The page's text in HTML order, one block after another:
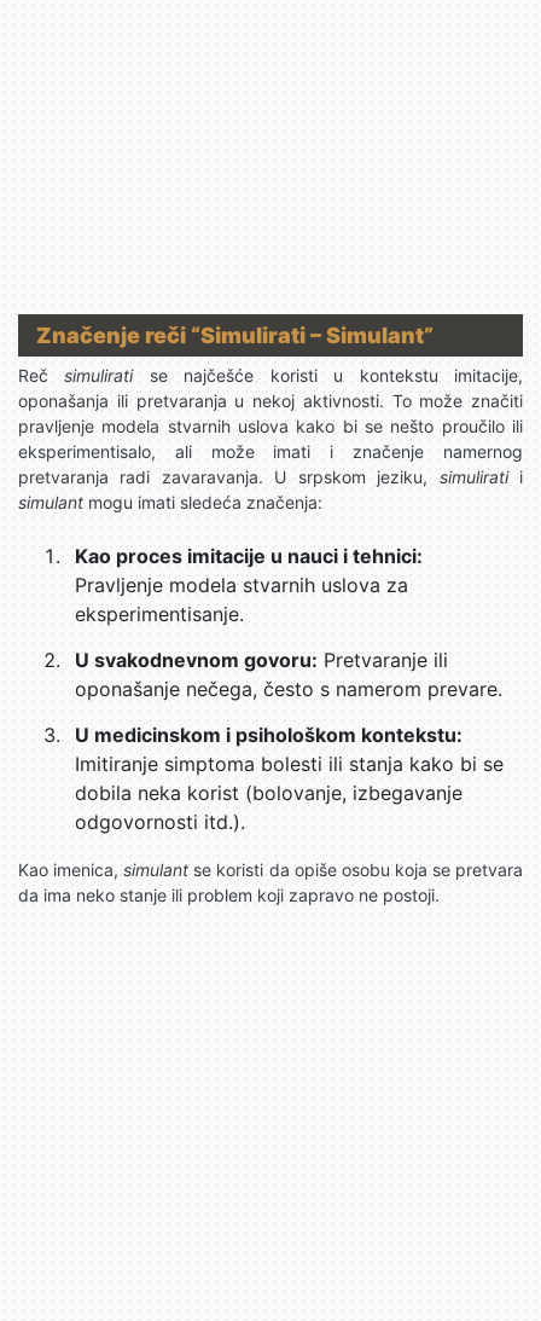
Značenje reči “Simulirati – Simulant”
Rečsimuliratise najčešće koristi u kontekstu imitacije,
oponašanja ili pretvaranja u nekoj aktivnosti. To može značiti
pravljenje modela stvarnih uslova kako bi se nešto proučilo ili
eksperimentisalo, ali može imati i značenje namernog
pretvaranja radi zavaravanja. U srpskom jeziku, simuliratii
simulant mogu imati sledeća značenja:
Kao proces imitacije u nauci i tehnici:
Pravljenje modela stvarnih uslova za
eksperimentisanje.
U svakodnevnom govoru: Pretvaranje ili
oponašanje nečega, često s namerom prevare.
U medicinskom i psihološkom kontekstu:
Imitiranje simptoma bolesti ili stanja kako bi se
dobila neka korist (bolovanje, izbegavanje
odgovornosti itd.).
Kao imenica,simulantse koristi da opiše osobu koja se pretvara
da ima neko stanje ili problem koji zapravo ne postoji.